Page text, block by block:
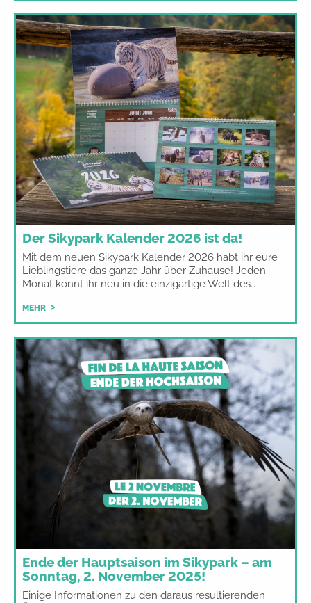
Der Sikypark Kalender 2026 ist da!
Mit dem neuen Sikypark Kalender 2026 habt ihr eure
Lieblingstiere das ganze Jahr über Zuhause! Jeden
Monat könnt ihr neu in die einzigartige Welt des…
MEHR
Ende der Hauptsaison im Sikypark – am
Sonntag, 2. November 2025!
Einige Informationen zu den daraus resultierenden